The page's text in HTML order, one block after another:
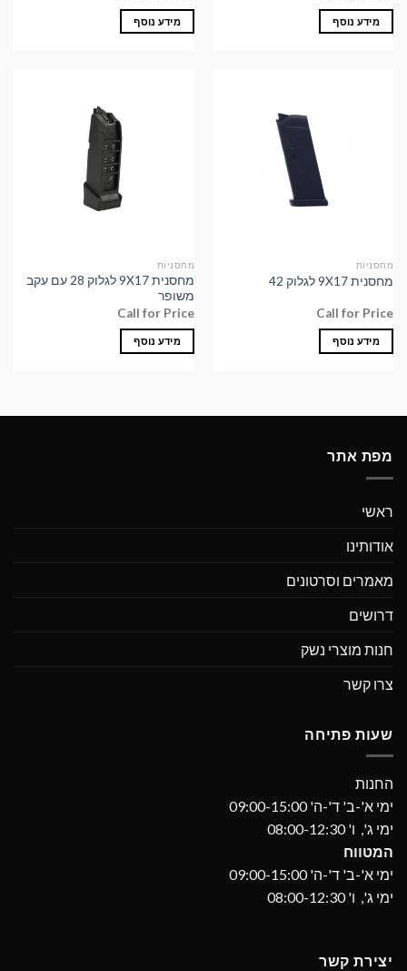
מידע נוסף מידע נוסף
מחסניות
מחסנית 9X17 לגלוק 42
Call for Price
מידע נוסף
מחסניות
מחסנית 9X17 לגלוק 28 עם עקב
משופר
Call for Price
מידע נוסף
מפת אתר
ראשי
אודותינו
מאמרים וסרטונים
דרושים
חנות מוצרי נשק
צרו קשר
שעות פתיחה
החנות
ימי א'-ב' ד'-ה' 09:00-15:00
ימי ג', ו' 08:00-12:30
המטווח
ימי א'-ב' ד'-ה' 09:00-15:00
ימי ג', ו' 08:00-12:30
יצירת קשר